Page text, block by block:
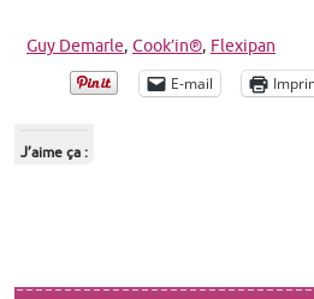
Guy Demarle, Cook’in®, Flexipan
E-mail
J’aime ça :